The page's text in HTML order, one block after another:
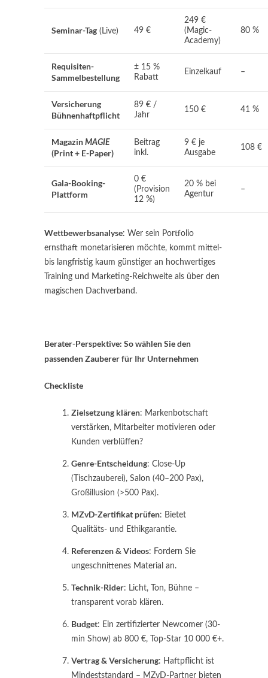
Seminar-Tag (Live) 49 €
249 €
(Magic-
Academy)
80 %
Requisiten-
Sammelbestellung
± 15 %
Rabatt
Einzelkauf –
Versicherung
Bühnenhaftpflicht
89 € /
Jahr
150 € 41 %
Magazin MAGIE
(Print + E-Paper)
Beitrag
inkl.
9 € je
Ausgabe
108 €
Gala-Booking-
Plattform
0 €
(Provision
12 %)
20 % bei
Agentur
–
Wettbewerbsanalyse: Wer sein Portfolio
ernsthaft monetarisieren möchte, kommt mittel-
bis langfristig kaum günstiger an hochwertiges
Training und Marketing-Reichweite als über den
magischen Dachverband.
Berater-Perspektive: So wählen Sie den
passenden Zauberer für Ihr Unternehmen
Checkliste
Zielsetzung klären: Marken­botschaft
verstärken, Mitarbeiter motivieren oder
Kunden verblüffen?
Genre-Entscheidung: Close-Up
(Tischzauberei), Salon (40–200 Pax),
Großillusion (>500 Pax).
MZvD-Zertifikat prüfen: Bietet
Qualitäts- und Ethikgarantie.
Referenzen & Videos: Fordern Sie
ungeschnittenes Material an.
Technik-Rider: Licht, Ton, Bühne –
transparent vorab klären.
Budget: Ein zertifizierter Newcomer (30-
min Show) ab 800 €, Top-Star 10 000 €+.
Vertrag & Versicherung: Haftpflicht ist
Mindeststandard – MZvD-Partner bieten